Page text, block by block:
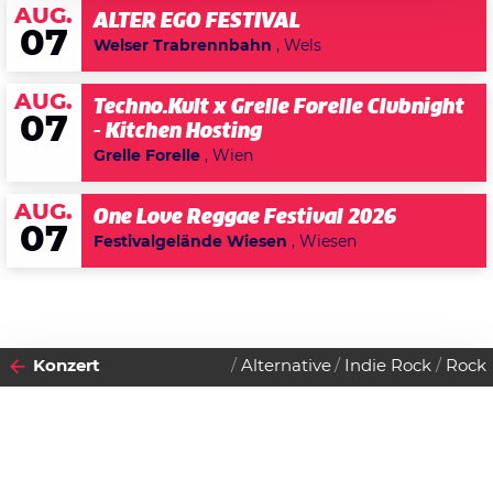
AUG.
07
ALTER EGO FESTIVAL
Welser Trabrennbahn , Wels
AUG.
07
Techno.Kult x Grelle Forelle Clubnight
- Kitchen Hosting
Grelle Forelle , Wien
AUG.
07
One Love Reggae Festival 2026
Festivalgelände Wiesen , Wiesen
Konzert Alternative Indie Rock Rock